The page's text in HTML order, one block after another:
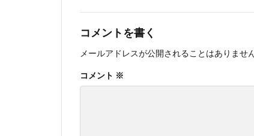
コメントを書く
メールアドレスが公開されることはありません
コメント ※